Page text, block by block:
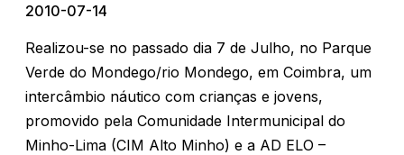
2010-07-14
Realizou-se no passado dia 7 de Julho, no Parque
Verde do Mondego/rio Mondego, em Coimbra, um
intercâmbio náutico com crianças e jovens,
promovido pela Comunidade Intermunicipal do
Minho-Lima (CIM Alto Minho) e a AD ELO –